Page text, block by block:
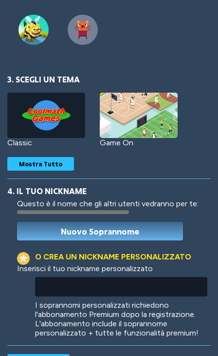
3. SCEGLI UN TEMA
Classic Game On
Woof Jungle Cats
Mostra Tutto
4. IL TUO NICKNAME
Questo è il nome che gli altri utenti vedranno per te:
O CREA UN NICKNAME PERSONALIZZATO
Inserisci il tuo nickname personalizzato
I soprannomi personalizzati richiedono
l'abbonamento Premium dopo la registrazione.
L'abbonamento include il soprannome
personalizzato + tutte le funzionalità premium!